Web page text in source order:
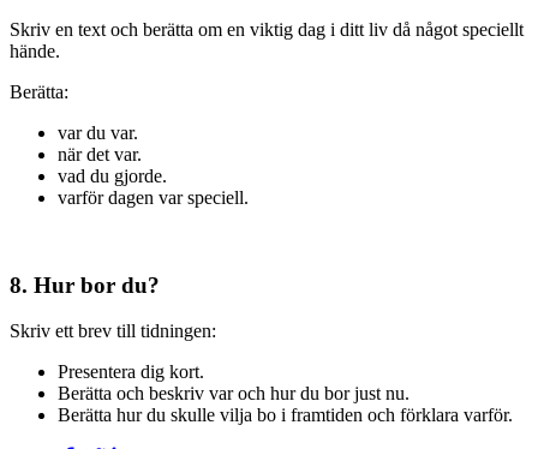
Skriv en text och berätta om en viktig dag i ditt liv då något speciellt
hände.
Berätta:
var du var.
när det var.
vad du gjorde.
varför dagen var speciell.
8. Hur bor du?
Skriv ett brev till tidningen:
Presentera dig kort.
Berätta och beskriv var och hur du bor just nu.
Berätta hur du skulle vilja bo i framtiden och förklara varför.